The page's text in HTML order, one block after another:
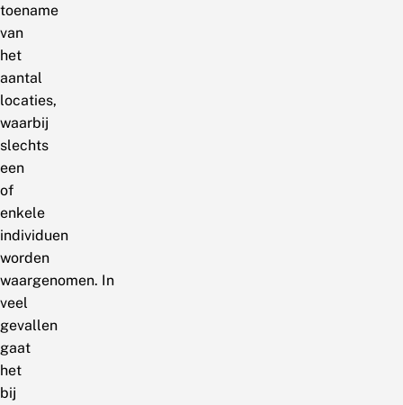
toename
van
het
aantal
locaties,
waarbij
slechts
een
of
enkele
individuen
worden
waargenomen. In
veel
gevallen
gaat
het
bij